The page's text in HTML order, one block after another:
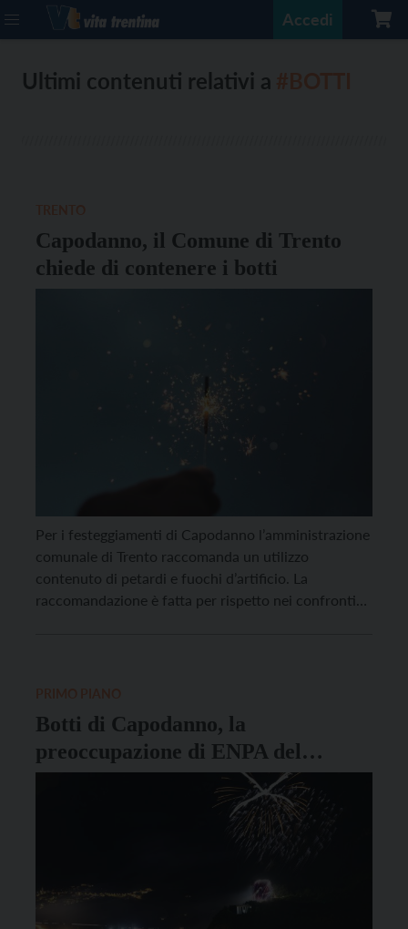
Accedi
Ultimi contenuti relativi a
Capodanno, il Comune di Trento
chiede di contenere i botti
Per i festeggiamenti di Capodanno l’amministrazione
comunale di Trento raccomanda un utilizzo
contenuto di petardi e fuochi d’artificio. La
raccomandazione è fatta per rispetto nei confronti
Botti di Capodanno, la
preoccupazione di ENPA del
Trentino